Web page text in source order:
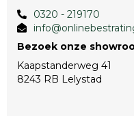
0320 - 219170
Bezoek onze
Kaapstanderweg 41
8243 RB Lelystad